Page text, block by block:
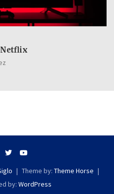
Netflix
Theme by: Theme Horse
by: WordPress